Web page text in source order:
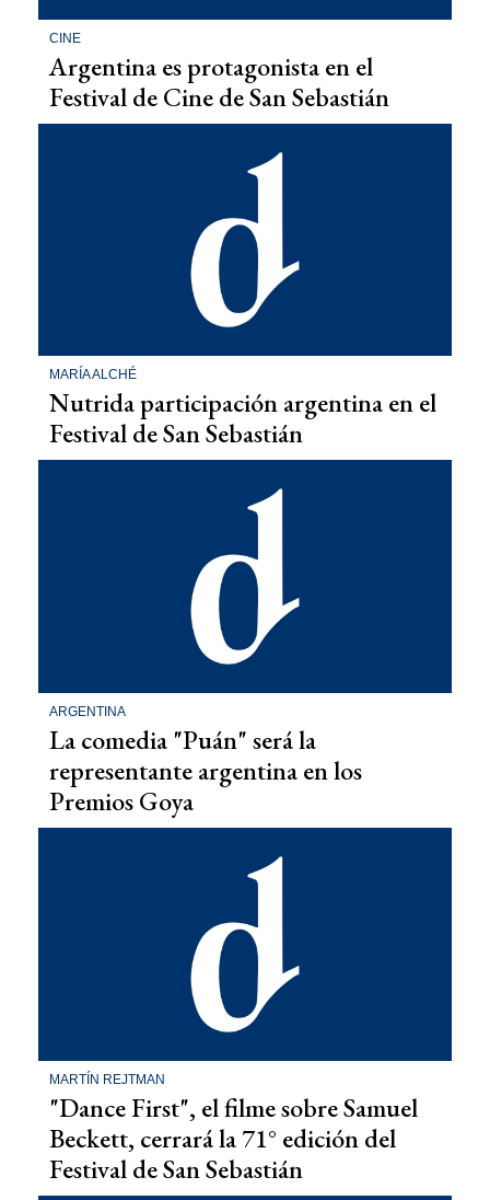
CINE
Argentina es protagonista en el
Festival de Cine de San Sebastián
MARÍA ALCHÉ
Nutrida participación argentina en el
Festival de San Sebastián
ARGENTINA
La comedia "Puán" será la
representante argentina en los
Premios Goya
MARTÍN REJTMAN
"Dance First", el filme sobre Samuel
Beckett, cerrará la 71° edición del
Festival de San Sebastián